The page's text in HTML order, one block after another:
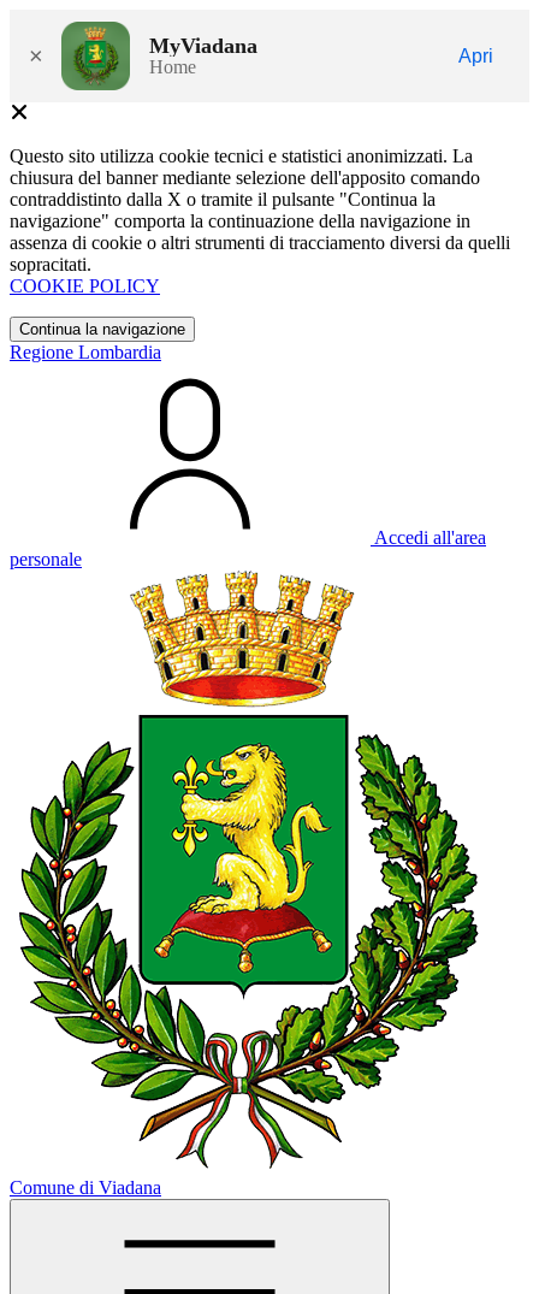
× MyViadana
Home
Apri
Questo sito utilizza cookie tecnici e statistici anonimizzati. La
chiusura del banner mediante selezione dell'apposito comando
contraddistinto dalla X o tramite il pulsante "Continua la
navigazione" comporta la continuazione della navigazione in
assenza di cookie o altri strumenti di tracciamento diversi da quelli
sopracitati.
COOKIE POLICY
Continua la navigazione
Regione Lombardia
Accedi all'area
personale
Comune di Viadana